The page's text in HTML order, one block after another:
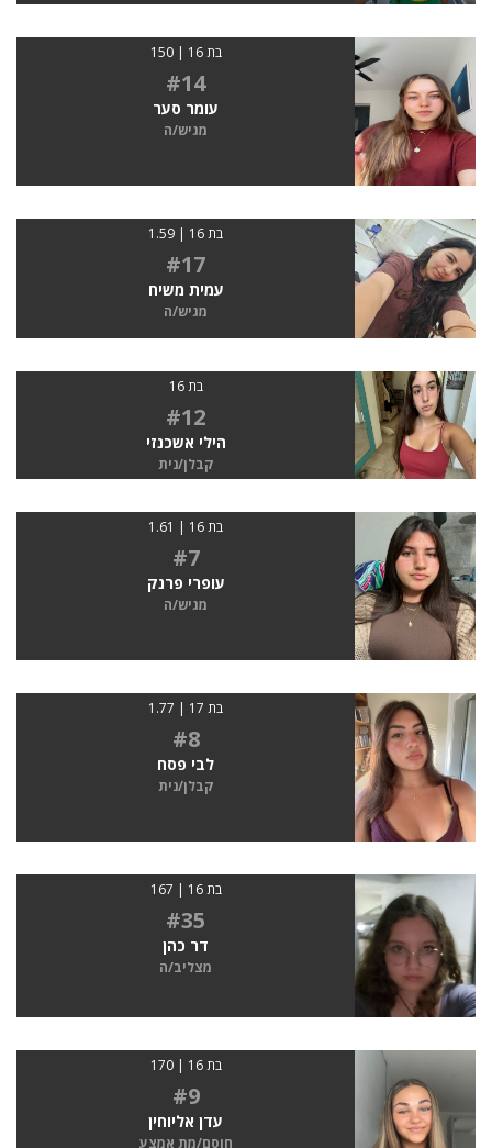
בת 16 | 150
#14
עומר סער
מגיש/ה
בת 16 | 1.59
#17
עמית משיח
מגיש/ה
בת 16
#12
הילי אשכנזי
קבלן/נית
בת 16 | 1.61
#7
עופרי פרנק
מגיש/ה
בת 17 | 1.77
#8
לבי פסח
קבלן/נית
בת 16 | 167
#35
דר כהן
מצליב/ה
בת 16 | 170
#9
עדן אליוחין
חוסם/מת אמצע